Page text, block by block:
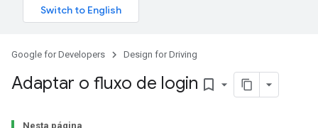
Google for Developers Design for Driving
Adaptar o fluxo de login bookmark_border
Nesta página